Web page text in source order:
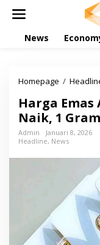
News
Homepage /
Harga
Naik, 1
Admin
Januari 8, 2026
Headline, News